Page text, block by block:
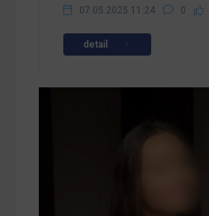
07.05.2025 11:24 0
detail